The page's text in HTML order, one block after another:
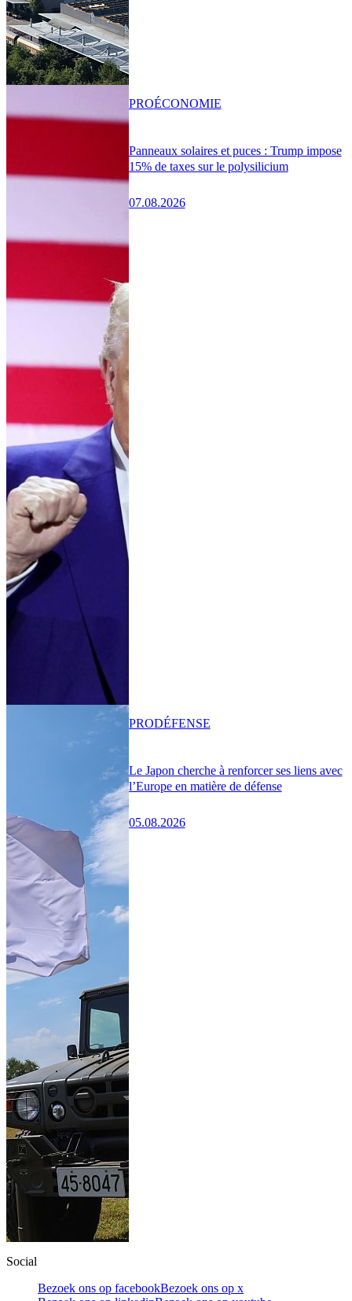
Panneaux solaires et puces : Trump impose
15% de taxes sur le polysilicium
07.08.2026
PROÉCONOMIE
Le Japon cherche à renforcer ses liens avec
l’Europe en matière de défense
05.08.2026
PRODÉFENSE
Social
Bezoek ons op facebookBezoek ons op x